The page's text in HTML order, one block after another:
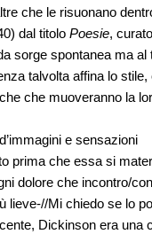
che le risuonano
dal titolo Poesie,
sorge spontanea ma
talvolta affina lo
che muoveranno la
e sensazioni
prima che essa si
dolore che incontro/
lieve-//Mi chiedo se lo
Dickinson era una